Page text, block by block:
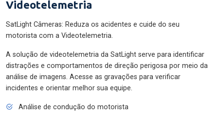
Videotelemetria
SatLight Câmeras: Reduza os acidentes e cuide do seu
motorista com a Videotelemetria.
A solução de videotelemetria da SatLight serve para identificar
distrações e comportamentos de direção perigosa por meio da
análise de imagens. Acesse as gravações para verificar
incidentes e orientar melhor sua equipe.
Análise de condução do motorista